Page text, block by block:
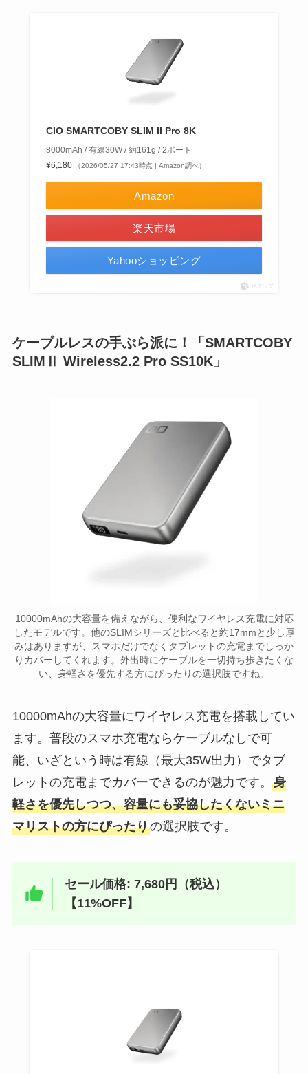
CIO SMARTCOBY SLIM II Pro 8K
8000mAh / 有線30W / 約161g / 2ポート
¥6,180
（2026/05/27 17:43時点 | Amazon調べ）
Amazon
楽天市場
Yahooショッピング
ポチップ
ケーブルレスの手ぶら派に！「SMARTCOBY
SLIMⅡ Wireless2.2 Pro SS10K」
10000mAhの大容量を備えながら、便利なワイヤレス充電に対応
したモデルです。他のSLIMシリーズと比べると約17mmと少し厚
みはありますが、スマホだけでなくタブレットの充電までしっか
りカバーしてくれます。外出時にケーブルを一切持ち歩きたくな
い、身軽さを優先する方にぴったりの選択肢ですね。
10000mAhの大容量にワイヤレス充電を搭載してい
ます。普段のスマホ充電ならケーブルなしで可
能、いざという時は有線（最大35W出力）でタブ
レットの充電までカバーできるのが魅力です。 身
軽さを優先しつつ、容量にも妥協したくないミニ
マリストの方にぴったりの選択肢です。
セール価格: 7,680円（税込）
【11%OFF】